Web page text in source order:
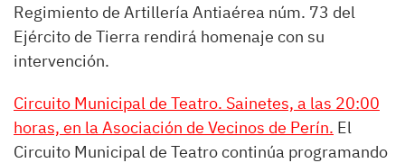
Regimiento de Artillería Antiaérea núm. 73 del
Ejército de Tierra rendirá homenaje con su
intervención.
Circuito Municipal de Teatro. Sainetes, a las 20:00
horas, en la Asociación de Vecinos de Perín. El
Circuito Municipal de Teatro continúa programando